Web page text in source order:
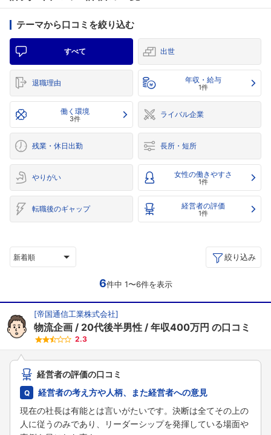
テーマから口コミを絞り込む
すべて 出世
退職理由 年収・給与
1件
働く環境
3件 ライバル企業
残業・休日出勤 長所・短所
やりがい 女性の働きやすさ
1件
転職後のギャップ 経営者の評価
1件
新着順 絞り込み
6件中 1〜6件を表示
[帝国通信工業株式会社]
物流企画 20代後半男性 年収400万円 の口コミ
2.3
経営者の評価の口コミ
経営者の考え方や人柄、また経営者への意見
現在の社長は有能とは言いがたいです。決断は全てその上の
人に従うのみであり、リーダーシップを発揮している場面や